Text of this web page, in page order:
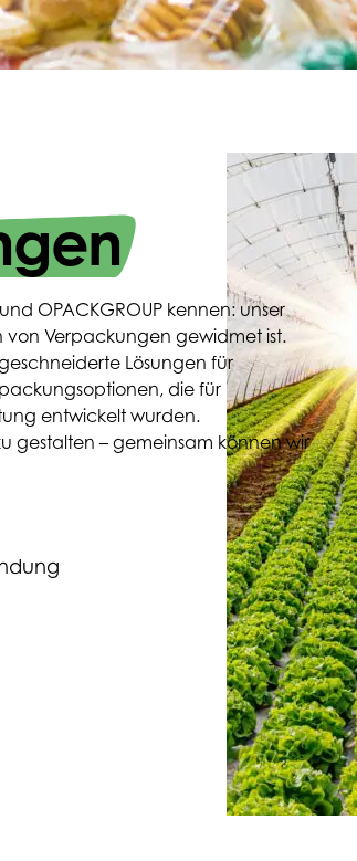
OPACKGROUP kennen: unser
Verpackungen gewidmet ist.
Lösungen für
die für
entwickelt wurden.
gestalten – gemeinsam können wir